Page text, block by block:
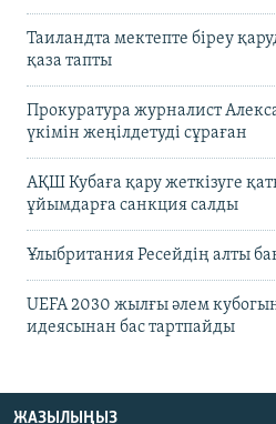
Таиландта мектепте біреу
қаза тапты
Прокуратура журналист
үкімін жеңілдетуді сұраған
АҚШ Кубаға қару жеткізуге
ұйымдарға санкция салды
Ұлыбритания Ресейдің алты
UEFA 2030 жылғы әлем
идеясынан бас тартпайды
ЖАЗЫЛЫҢЫЗ